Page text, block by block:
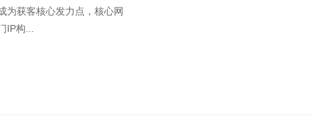
为获客核心发力点，核心网
构...